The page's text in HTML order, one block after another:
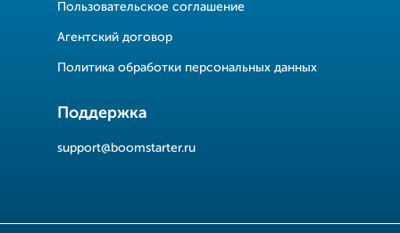
Пользовательское соглашение
Агентский договор
Политика обработки персональных данных
Поддержка
support@boomstarter.ru